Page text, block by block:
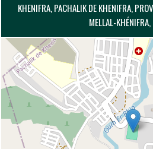
KHENIFRA, PACHALIK DE KHENIFRA,
MELLAL-